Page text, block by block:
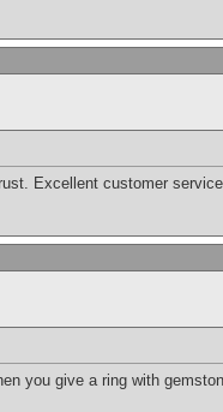
Excellent customer
you give a ring with